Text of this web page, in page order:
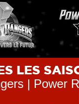
LES
| Power